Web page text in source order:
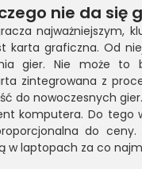
nie da się
najważniejszym,
karta graficzna. Od
gier. Nie może to
zintegrowana z
do nowoczesnych
komputera. Do tego
do ceny.
w laptopach za co